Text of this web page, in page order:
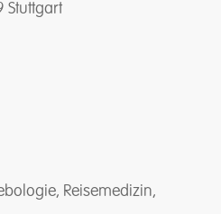
Stuttgart
Reisemedizin,